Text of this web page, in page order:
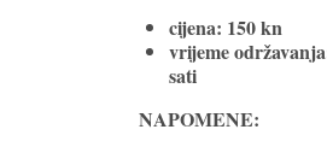
cijena: 150 kn
vrijeme
sati
NAPOMENE: